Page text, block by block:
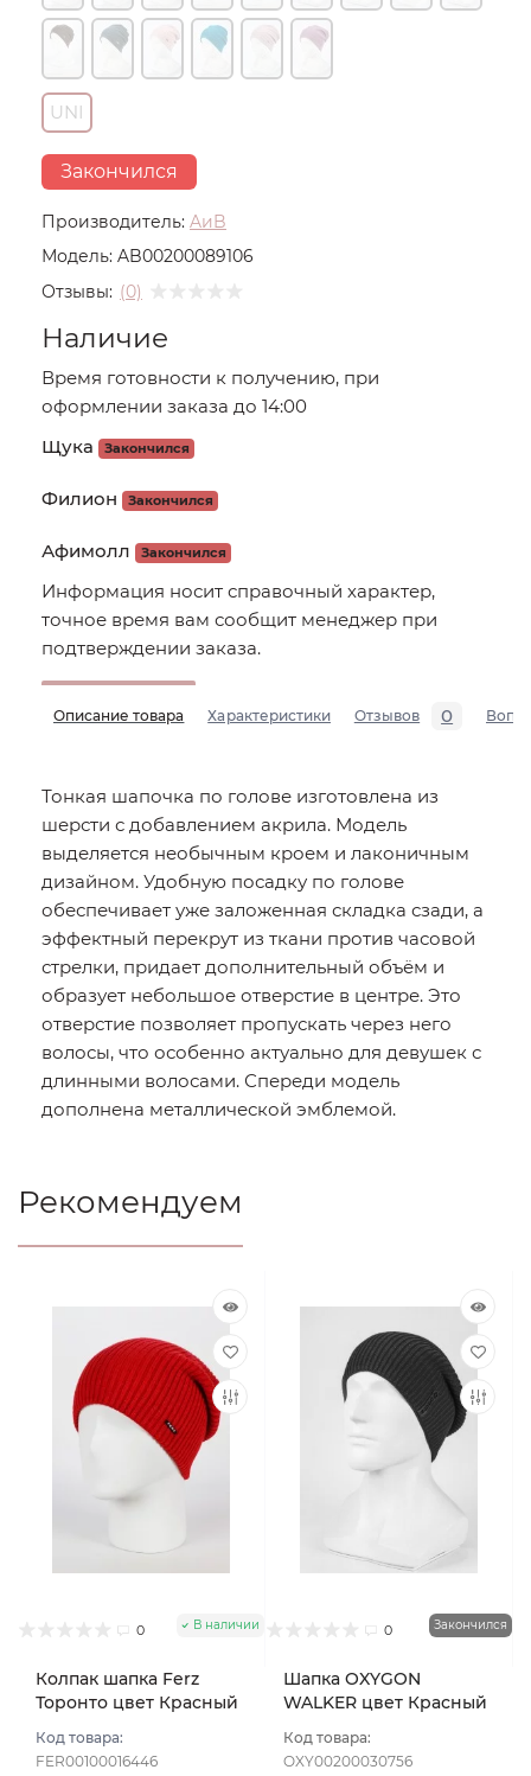
Производитель: AиB
Модель: AB00200089106
Отзывы: (0)
UNI
Закончился
Наличие
Время готовности к получению, при
оформлении заказа до 14:00
Щука
Закончился
Филион Закончился
Афимолл Закончился
Информация носит справочный характер,
точное время вам сообщит менеджер при
подтверждении заказа.
Описание товара Характеристики Отзывов 0
Тонкая шапочка по голове изготовлена из
шерсти с добавлением акрила. Модель
выделяется необычным кроем и лаконичным
дизайном. Удобную посадку по голове
обеспечивает уже заложенная складка сзади, а
эффектный перекрут из ткани против часовой
стрелки, придает дополнительный объём и
образует небольшое отверстие в центре. Это
отверстие позволяет пропускать через него
волосы, что особенно актуально для девушек с
длинными волосами. Спереди модель
дополнена металлической эмблемой.
Рекомендуем
0 В наличии
Колпак шапка Ferz
Торонто цвет Красный
Код товара:
FER00100016446
0 Закончился
Шапка OXYGON
WALKER цвет Красный
Код товара:
OXY00200030756